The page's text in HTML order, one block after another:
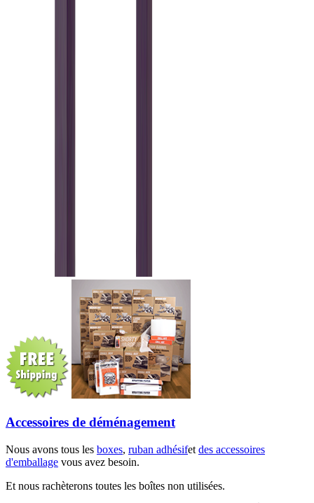
Accessoires de déménagement
Nous avons tous les boxes, ruban adhésifet des accessoires
d'emballage vous avez besoin.
Et nous rachèterons toutes les boîtes non utilisées.